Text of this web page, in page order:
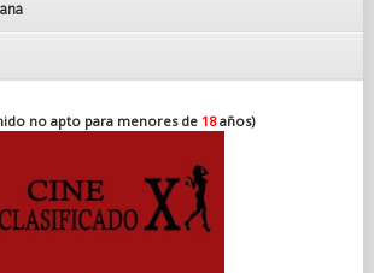
no apto para menores de 18años)